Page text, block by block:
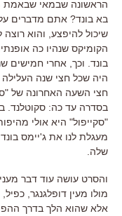
הראשונה שבמאי שבאמת
בא בונד? אתם מדברים
שיכול להיפצע, והוא
הקומיקס שנהיו כה
בונד. וכך, אחרי חמישים
היה שכל חצי שנה
חצי השעה האחרונה של
בסדרה עד כה: סקוטלנד.
"סקייפול" היא אולי
מעגלת לנו את ג'יימס
שלה.
והסרט עושה עוד דבר
מולו מעין דופלגנגר,
אלא שהוא הלך בדרך